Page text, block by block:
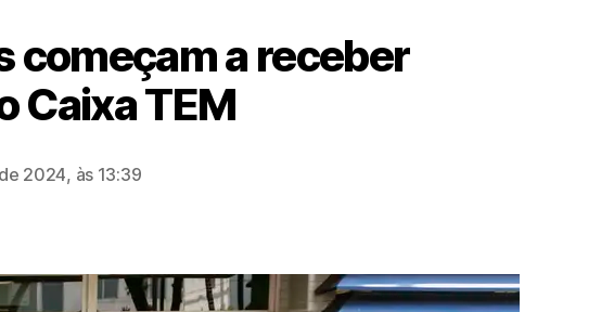
começam a receber
Caixa TEM
2024, às 13:39